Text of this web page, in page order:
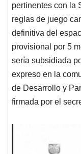
pertinentes con la
reglas de juego
definitiva del
provisional por 5
sería subsidiada
expreso en la
de Desarrollo y
firmada por el